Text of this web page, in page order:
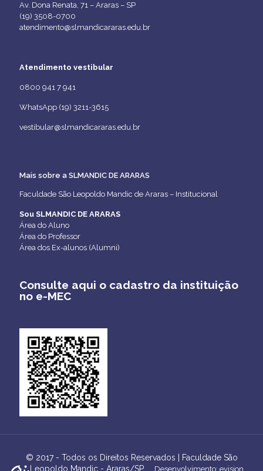
Av. Dona Renata, 71 – Araras – SP
(19) 3508-0700
atendimento@slmandicararas.edu.br
Atendimento vestibular
0800 941 7 941
WhatsApp (19) 3211-3615
vestibular@slmandicararas.edu.br
Mais sobre a SLMANDIC DE ARARAS
Faculdade São Leopoldo Mandic de Araras – Institucional
Sou SLMANDIC DE ARARAS
Área do Aluno
Área do Professor
Área dos Ex-alunos (Alumni)
Consulte aqui o cadastro da instituição
no e-MEC
© 2017 - Todos os Direitos Reservados | Faculdade São
Leopoldo Mandic - Araras/SP
Desenvolvimento: evision